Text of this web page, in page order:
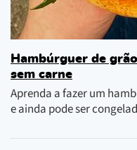
Hambúrguer de
sem carne
Aprenda a fazer um
e ainda pode ser